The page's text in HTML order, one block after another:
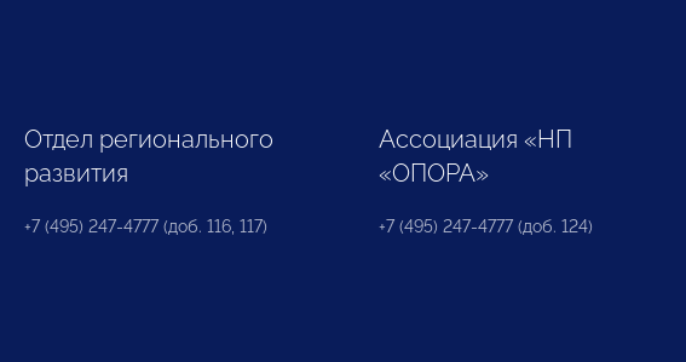
Отдел регионального
развития
+7 (495) 247-4777 (доб. 116, 117)
Ассоциация «НП
«ОПОРА»
+7 (495) 247-4777 (доб. 124)